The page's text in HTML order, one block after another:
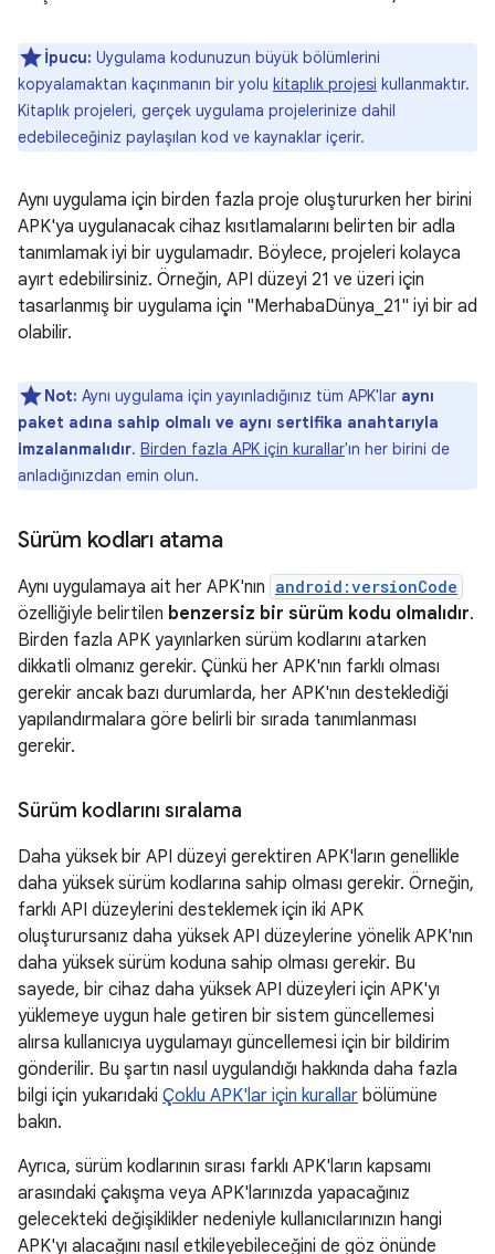
İpucu: Uygulama kodunuzun büyük bölümlerini
kopyalamaktan kaçınmanın bir yolu kitaplık projesi kullanmaktır.
Kitaplık projeleri, gerçek uygulama projelerinize dahil
edebileceğiniz paylaşılan kod ve kaynaklar içerir.
Aynı uygulama için birden fazla proje oluştururken her birini
APK'ya uygulanacak cihaz kısıtlamalarını belirten bir adla
tanımlamak iyi bir uygulamadır. Böylece, projeleri kolayca
ayırt edebilirsiniz. Örneğin, API düzeyi 21 ve üzeri için
tasarlanmış bir uygulama için "MerhabaDünya_21" iyi bir ad
olabilir.
Not: Aynı uygulama için yayınladığınız tüm APK'lar aynı
paket adına sahip olmalı ve aynı sertifika anahtarıyla
imzalanmalıdır. Birden fazla APK için kurallar'ın her birini de
anladığınızdan emin olun.
Sürüm kodları atama
Aynı uygulamaya ait her APK'nın android:versionCode
özelliğiyle belirtilen benzersiz bir sürüm kodu olmalıdır.
Birden fazla APK yayınlarken sürüm kodlarını atarken
dikkatli olmanız gerekir. Çünkü her APK'nın farklı olması
gerekir ancak bazı durumlarda, her APK'nın desteklediği
yapılandırmalara göre belirli bir sırada tanımlanması
gerekir.
Sürüm kodlarını sıralama
Daha yüksek bir API düzeyi gerektiren APK'ların genellikle
daha yüksek sürüm kodlarına sahip olması gerekir. Örneğin,
farklı API düzeylerini desteklemek için iki APK
oluşturursanız daha yüksek API düzeylerine yönelik APK'nın
daha yüksek sürüm koduna sahip olması gerekir. Bu
sayede, bir cihaz daha yüksek API düzeyleri için APK'yı
yüklemeye uygun hale getiren bir sistem güncellemesi
alırsa kullanıcıya uygulamayı güncellemesi için bir bildirim
gönderilir. Bu şartın nasıl uygulandığı hakkında daha fazla
bilgi için yukarıdaki Çoklu APK'lar için kurallar bölümüne
bakın.
Ayrıca, sürüm kodlarının sırası farklı APK'ların kapsamı
arasındaki çakışma veya APK'larınızda yapacağınız
gelecekteki değişiklikler nedeniyle kullanıcılarınızın hangi
APK'yı alacağını nasıl etkileyebileceğini de göz önünde